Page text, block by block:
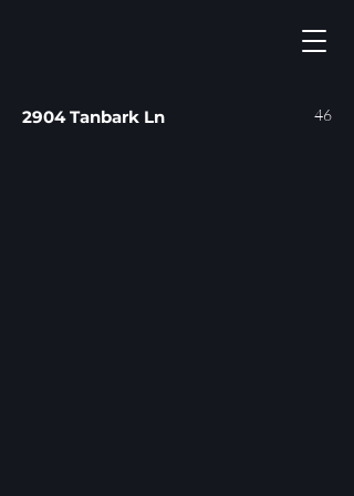
2904 Tanbark Ln 46